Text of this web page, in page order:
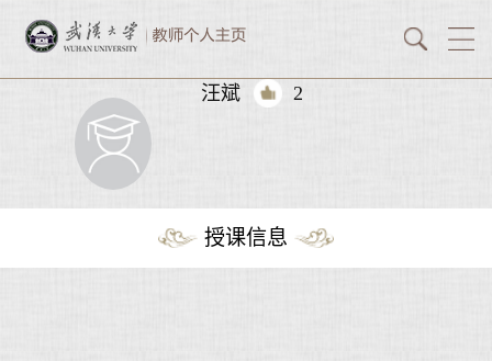
汪斌 2
授课信息